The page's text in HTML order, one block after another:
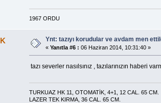
1967 ORDU
Ynt: tazıyı korudular ve avdam men
«Yanıtla #6 : 06 Haziran 2014, 10:31:40 »
tazı severler nasılsınız , tazılarınızın haberi
TURKUAZ HK 11, OTOMATİK, 4+1, 12 CAL. 65 CM.
LAZER TEK KIRMA, 36 CAL. 65 CM.